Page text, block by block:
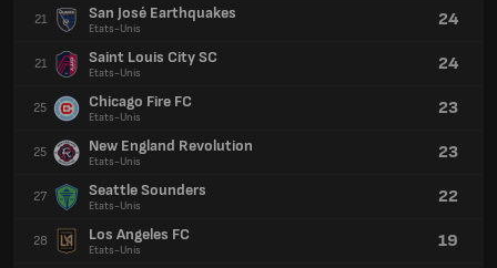
21 San José Earthquakes
Etats-Unis 24
21 Saint Louis City SC
Etats-Unis 24
25 Chicago Fire FC
Etats-Unis 23
25 New England Revolution
Etats-Unis 23
27 Seattle Sounders
Etats-Unis 22
28 Los Angeles FC
Etats-Unis 19